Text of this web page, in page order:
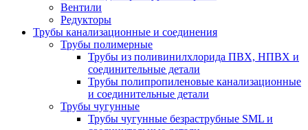
Вентили
Редукторы
Трубы канализационные и соединения
Трубы полимерные
Трубы из поливинилхлорида ПВХ, НПВХ и
соединительные детали
Трубы полипропиленовые канализационные
и соединительные детали
Трубы чугунные
Трубы чугунные безраструбные SML и